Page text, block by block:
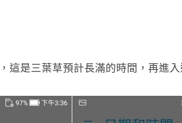
這是三葉草預計長滿的時間，再進入